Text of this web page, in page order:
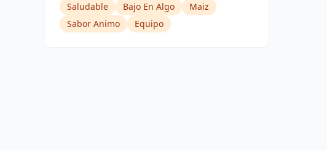
Saludable
Bajo En Algo
Maiz
Sabor Animo
Equipo